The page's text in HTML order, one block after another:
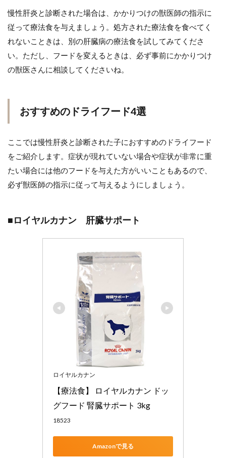
慢性肝炎と診断された場合は、かかりつけの獣医師の指示に
従って療法食を与えましょう。処方された療法食を食べてく
れないこときは、別の肝臓病の療法食を試してみてくださ
い。ただし、フードを変えるときは、必ず事前にかかりつけ
の獣医さんに相談してくださいね。
おすすめのドライフード4選
ここでは慢性肝炎と診断された子におすすめのドライフード
をご紹介します。症状が現れていない場合や症状が非常に重
たい場合には他のフードを与えた方がいいこともあるので、
必ず獣医師の指示に従って与えるようにしましょう。
■ロイヤルカナン 肝臓サポート
ロイヤルカナン
【療法食】 ロイヤルカナン ドッ
グフード 腎臓サポート 3kg
18523
Amazonで見る